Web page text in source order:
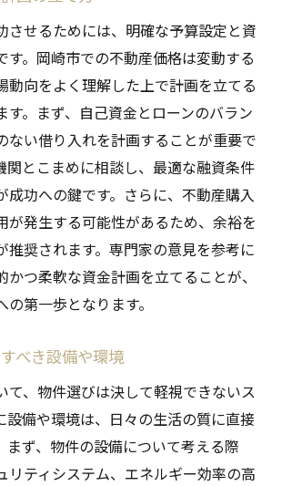
させるためには、明確な予算設定と資
す。岡崎市での不動産価格は変動する
動向をよく理解した上で計画を立てる
す。まず、自己資金とローンのバラン
ない借り入れを計画することが重要で
関とこまめに相談し、最適な融資条件
成功への鍵です。さらに、不動産購入
が発生する可能性があるため、余裕を
推奨されます。専門家の意見を参考に
かつ柔軟な資金計画を立てることが、
第一歩となります。
べき設備や環境
て、物件選びは決して軽視できないス
設備や環境は、日々の生活の質に直接
まず、物件の設備について考える際
リティシステム、エネルギー効率の高